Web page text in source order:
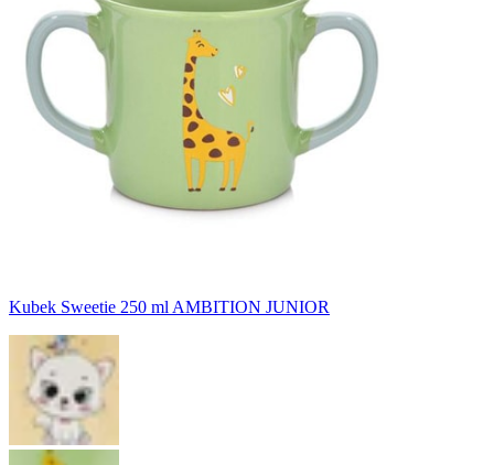
Kubek Sweetie 250 ml AMBITION JUNIOR